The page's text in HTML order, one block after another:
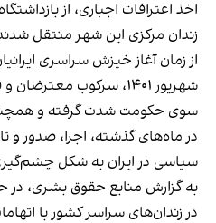
اخذ اعترافات اجباری، از
زندان مرکزی این شهر منتقل
از زمان آغاز خیزش سراسری
شهریور ۱۴۰۱، سرکوب
سوی حکومت شدت گرفته و
در ماه‌های گذشته، اجرا، صدور و
سیاسی در ایران به شکل
در زندان‌های سراسر کشور با